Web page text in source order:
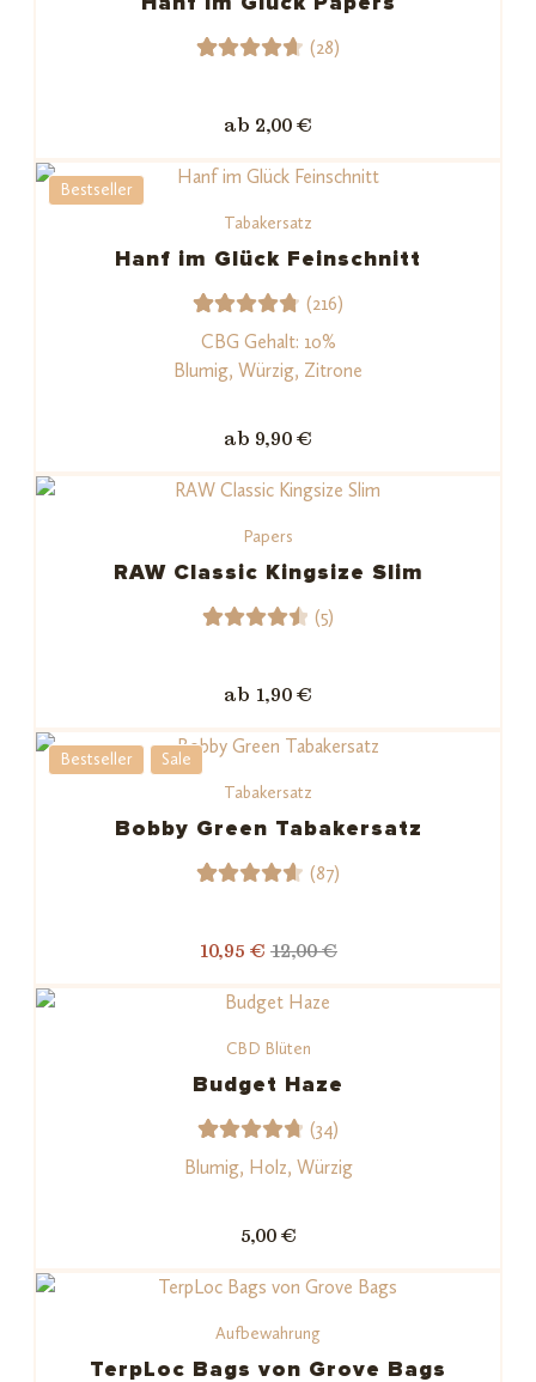
4.71von
5,
nd auf
Kundenb
ngen
(28)
ab 2,00 €
Bestseller
Tabakersatz
Hanf im Glück Feinschnitt
Bewerte
t mit
basieren
d auf
216
ewertun
gen
(216)
CBG Gehalt: 10%
Blumig, Würzig, Zitrone
ab 9,90 €
Papers
RAW Classic Kingsize Slim
4.60
von 5,
nd auf
Kundenb
ngen
(5)
ab 1,90 €
Bestseller
Sale
Tabakersatz
Bobby Green Tabakersatz
4.67
von 5,
nd auf
Kundenb
ngen
(87)
10,95 € 12,00 €
CBD Blüten
Budget Haze
Bewerte
5,
basieren
34
Kundenb
ewertun
(34)
Blumig, Holz, Würzig
5,00 €
Aufbewahrung
TerpLoc Bags von Grove Bags